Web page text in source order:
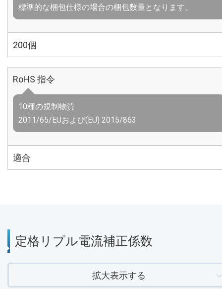
標準的な梱包仕様の場合の梱包数量となります。
200個
RoHS 指令
10種の規制物質
2011/65/EUおよび(EU) 2015/863
適合
定格リプル電流補正係数
拡大表示する